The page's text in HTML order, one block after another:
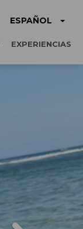
ESPAÑOL
EXPERIENCIAS
NEXT